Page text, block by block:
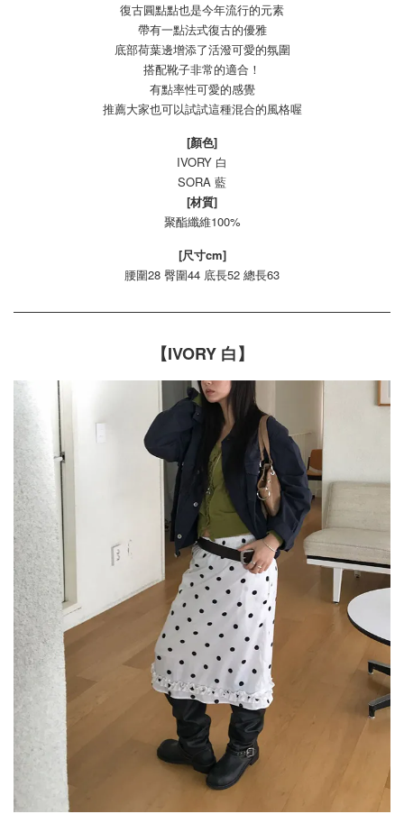
復古圓點點也是今年流行的元素
帶有一點法式復古的優雅
底部荷葉邊增添了活潑可愛的氛圍
搭配靴子非常的適合！
有點率性可愛的感覺
推薦大家也可以試試這種混合的風格喔
[顏色]
IVORY 白
SORA 藍
[材質]
聚酯纖維100%
[尺寸cm]
腰圍28 臀圍44 底長52 總長63
【IVORY 白】